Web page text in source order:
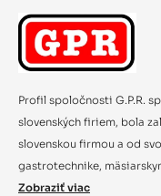
Profil spoločnosti G.P.R.
slovenských firiem, bola
slovenskou firmou a od
gastrotechnike,
Zobraziť viac